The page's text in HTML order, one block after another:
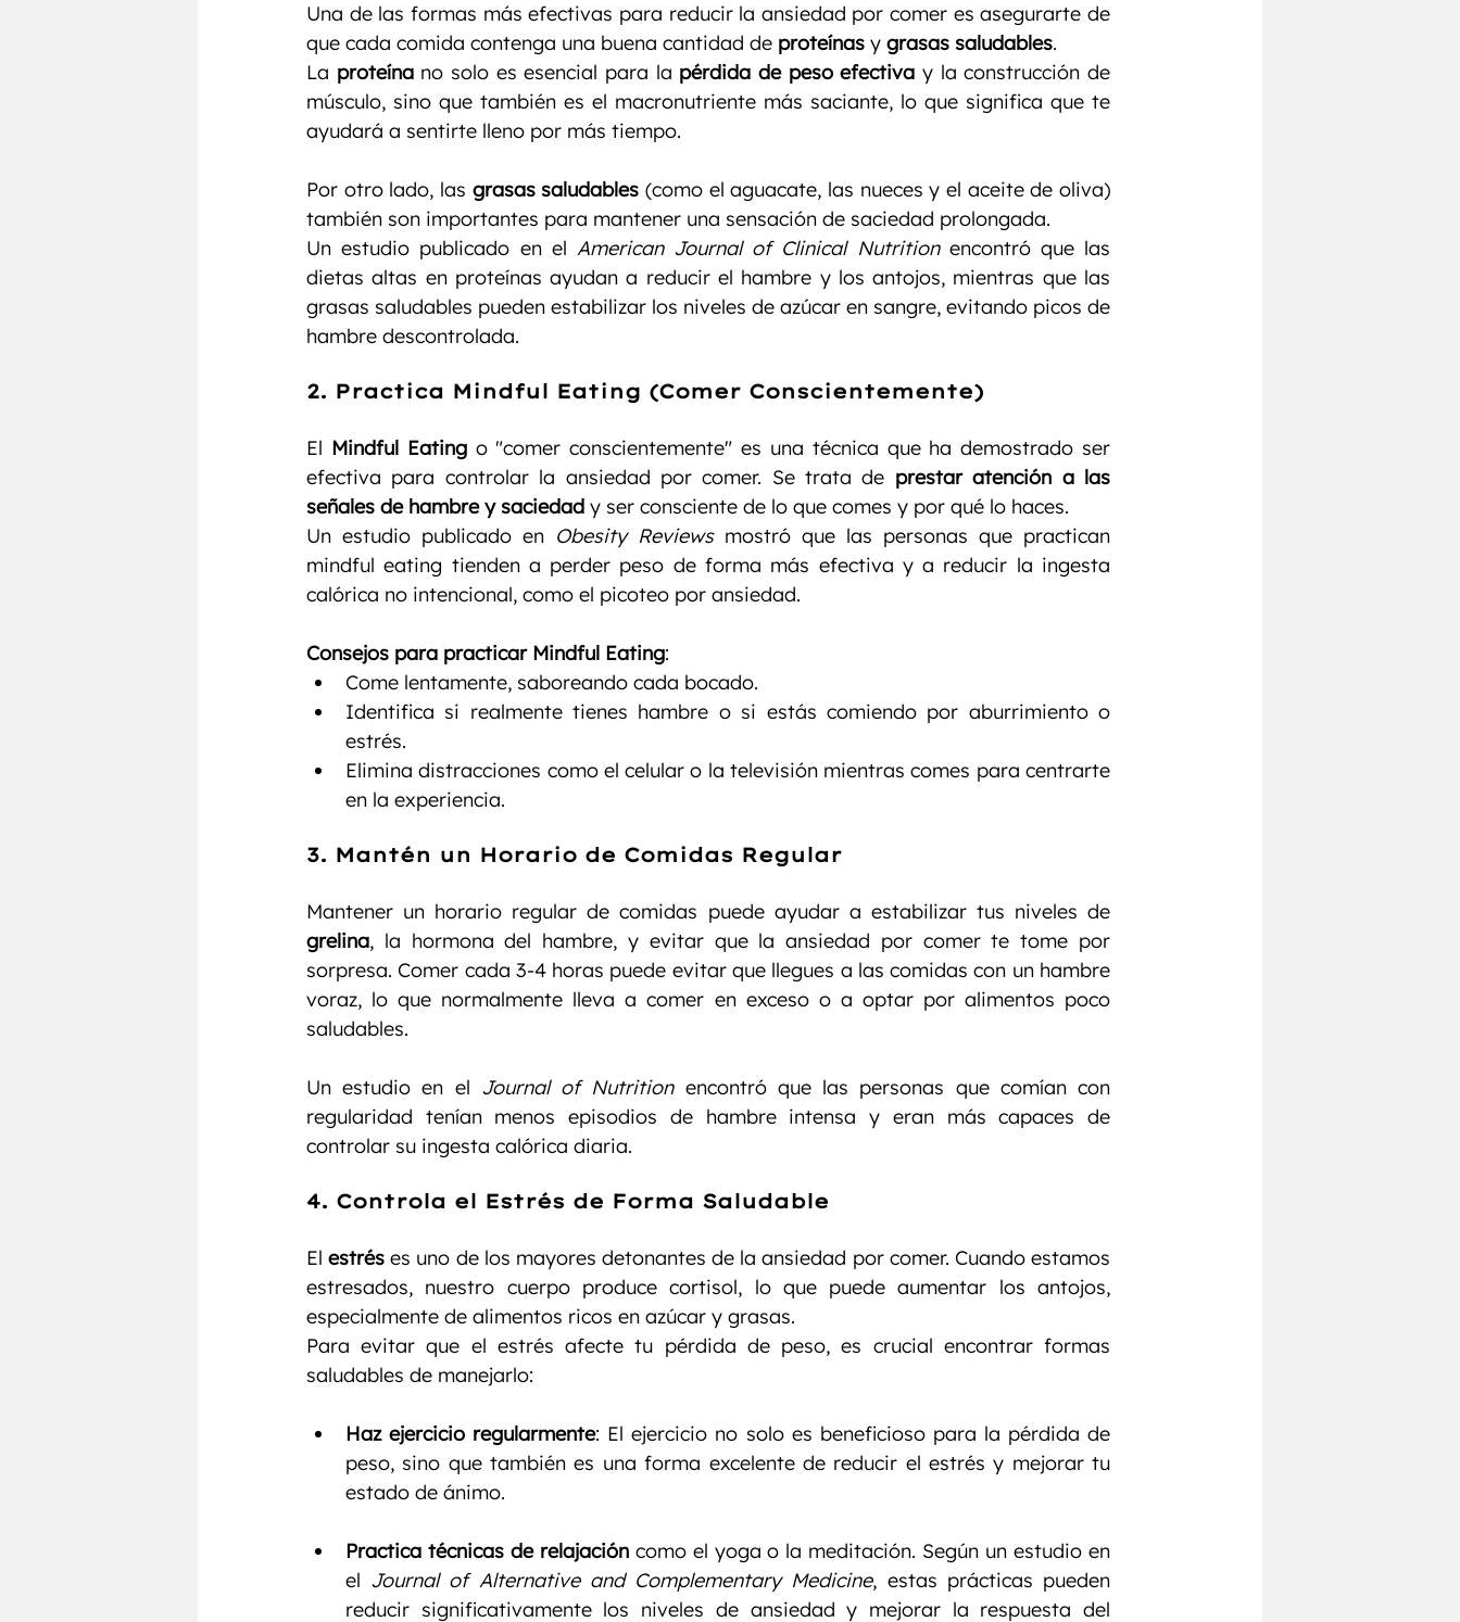
Una de las formas más efectivas para reducir la ansiedad por comer es asegurarte de
que cada comida contenga una buena cantidad de proteínas y grasas saludables.
La proteína no solo es esencial para la pérdida de peso efectiva y la construcción de
músculo, sino que también es el macronutriente más saciante, lo que significa que te
ayudará a sentirte lleno por más tiempo.
Por otro lado, las grasas saludables (como el aguacate, las nueces y el aceite de oliva)
también son importantes para mantener una sensación de saciedad prolongada.
Un estudio publicado en el American Journal of Clinical Nutrition encontró que las
dietas altas en proteínas ayudan a reducir el hambre y los antojos, mientras que las
grasas saludables pueden estabilizar los niveles de azúcar en sangre, evitando picos de
hambre descontrolada.
2. Practica Mindful Eating (Comer Conscientemente)
El Mindful Eating o "comer conscientemente" es una técnica que ha demostrado ser
efectiva para controlar la ansiedad por comer. Se trata de prestar atención a las
señales de hambre y saciedad y ser consciente de lo que comes y por qué lo haces.
Un estudio publicado en Obesity Reviews mostró que las personas que practican
mindful eating tienden a perder peso de forma más efectiva y a reducir la ingesta
calórica no intencional, como el picoteo por ansiedad.
Consejos para practicar Mindful Eating:
Come lentamente, saboreando cada bocado.
Identifica si realmente tienes hambre o si estás comiendo por aburrimiento o
estrés.
Elimina distracciones como el celular o la televisión mientras comes para centrarte
en la experiencia.
3. Mantén un Horario de Comidas Regular
grelina, la hormona del hambre, y evitar que la ansiedad por comer te tome por
sorpresa. Comer cada 3-4 horas puede evitar que llegues a las comidas con un hambre
voraz, lo que normalmente lleva a comer en exceso o a optar por alimentos poco
saludables.
Un estudio en el Journal of Nutrition encontró que las personas que comían con
regularidad tenían menos episodios de hambre intensa y eran más capaces de
controlar su ingesta calórica diaria.
4. Controla el Estrés de Forma Saludable
El estrés es uno de los mayores detonantes de la ansiedad por comer. Cuando estamos
estresados, nuestro cuerpo produce cortisol, lo que puede aumentar los antojos,
especialmente de alimentos ricos en azúcar y grasas.
Para evitar que el estrés afecte tu pérdida de peso, es crucial encontrar formas
saludables de manejarlo:
Haz ejercicio regularmente: El ejercicio no solo es beneficioso para la pérdida de
peso, sino que también es una forma excelente de reducir el estrés y mejorar tu
estado de ánimo.
Practica técnicas de relajación como el yoga o la meditación. Según un estudio en
el Journal of Alternative and Complementary Medicine, estas prácticas pueden
reducir significativamente los niveles de ansiedad y mejorar la respuesta del